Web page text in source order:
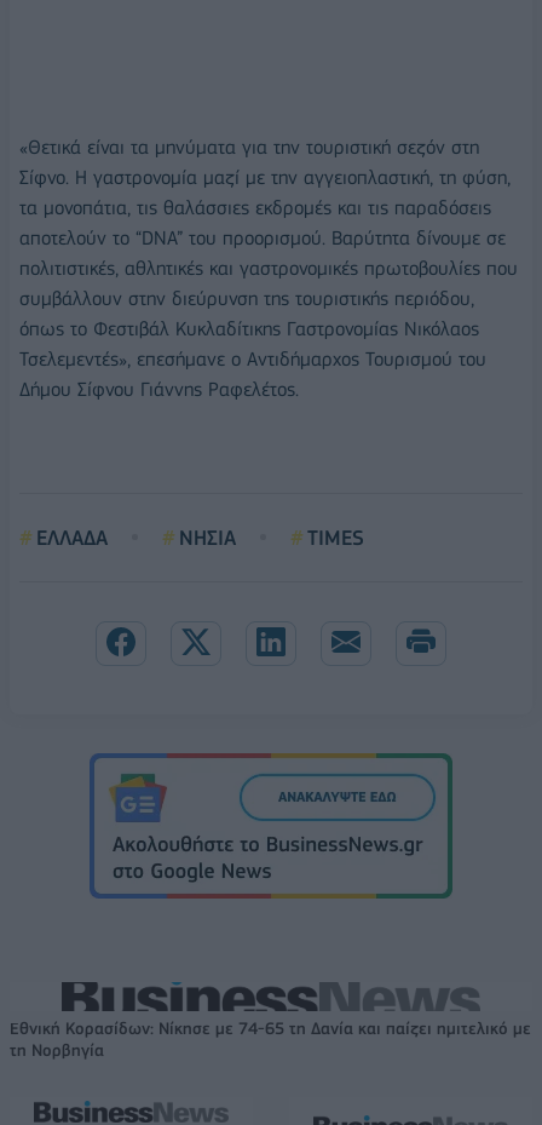
«Θετικά είναι τα μηνύματα για την τουριστική σεζόν στη
Σίφνο. Η γαστρονομία μαζί με την αγγειοπλαστική, τη φύση,
τα μονοπάτια, τις θαλάσσιες εκδρομές και τις παραδόσεις
αποτελούν το “DNA” του προορισμού. Βαρύτητα δίνουμε σε
πολιτιστικές, αθλητικές και γαστρονομικές πρωτοβουλίες που
συμβάλλουν στην διεύρυνση της τουριστικής περιόδου,
όπως το Φεστιβάλ Κυκλαδίτικης Γαστρονομίας Νικόλαος
Τσελεμεντές», επεσήμανε ο Αντιδήμαρχος Τουρισμού του
Δήμου Σίφνου Γιάννης Ραφελέτος.
ΕΛΛΑΔΑ ΝΗΣΙΑ TIMES
Εθνική Κορασίδων: Νίκησε με 74-65 τη Δανία και παίζει ημιτελικό με
τη Νορβηγία